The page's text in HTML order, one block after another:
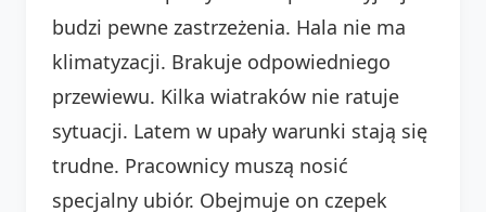
budzi pewne zastrzeżenia. Hala nie ma
klimatyzacji. Brakuje odpowiedniego
przewiewu. Kilka wiatraków nie ratuje
sytuacji. Latem w upały warunki stają się
trudne. Pracownicy muszą nosić
specjalny ubiór. Obejmuje on czepek